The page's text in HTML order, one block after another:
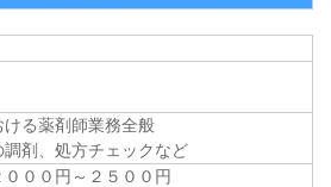
ける薬剤師業務全般
調剤、処方チェックなど
００円～２５００円